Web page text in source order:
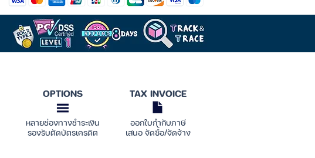
OPTIONS
หลายช่องทางชำระเงิน
รองรับตัดบัตรเครดิต
TAX INVOICE
ออกใบกำกับภาษี
เสนอ จัดซื้อ/จัดจ้าง